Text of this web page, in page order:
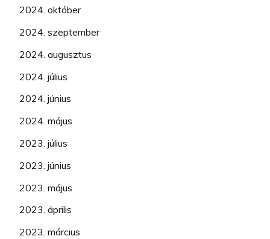
2024. október
2024. szeptember
2024. augusztus
2024. július
2024. június
2024. május
2023. július
2023. június
2023. május
2023. április
2023. március